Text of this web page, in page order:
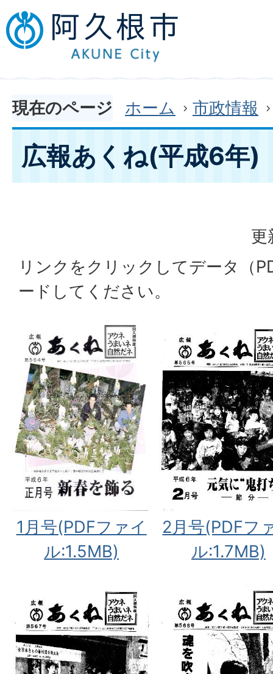
現在のページ ホーム 市政情報
広報あくね(平成6年)
更
リンクをクリックしてデータ（
ードしてください。
1月号(PDFファイ
ル:1.5MB)
2月号(PDFフ
ル:1.7MB)